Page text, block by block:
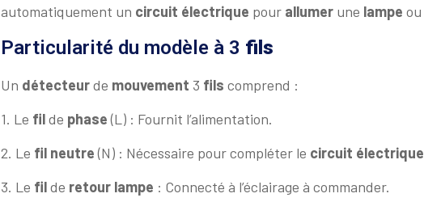
automatiquement un circuit électrique pour allumer une lampe
Particularité du modèle à 3 fils
Un détecteurde mouvement 3 fils comprend :
1. Le filde phase(L) : Fournit l’alimentation.
2. Le fil neutre(N) : Nécessaire pour compléter le circuit électrique
3. Le filde retour lampe : Connecté à l’éclairage à commander.